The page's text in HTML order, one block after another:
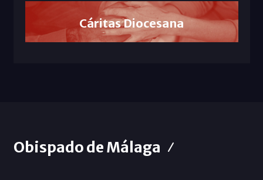
Cáritas Diocesana
Obispado de Málaga